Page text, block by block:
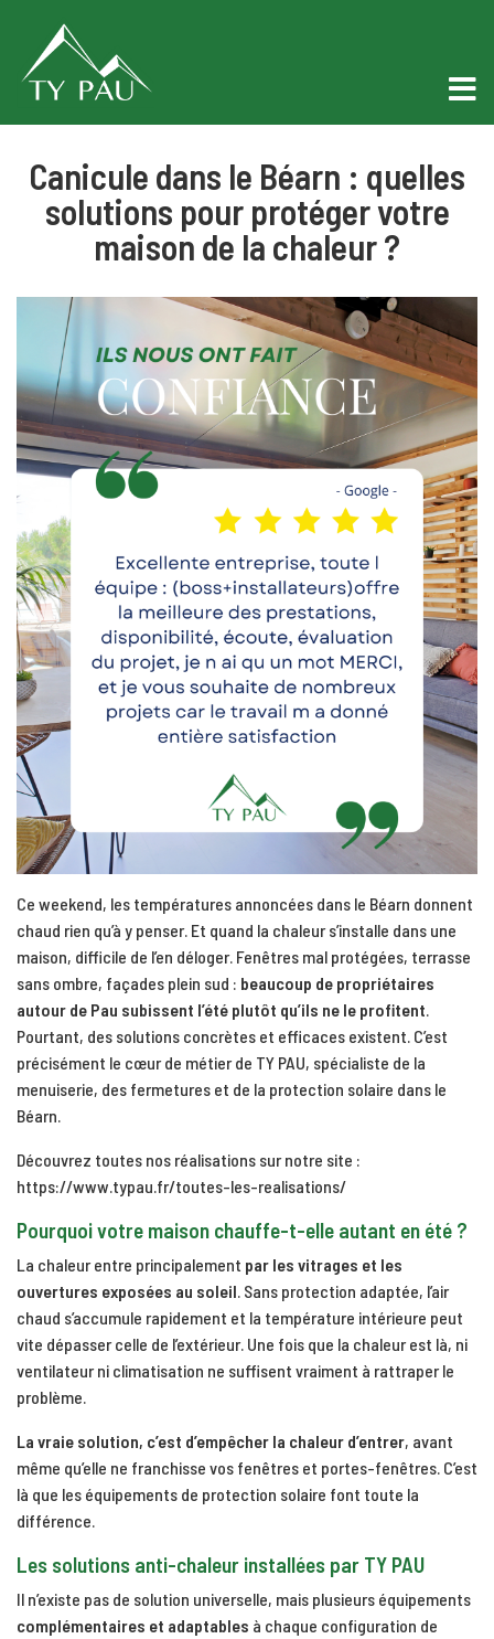
Canicule dans le Béarn : quelles
solutions pour protéger votre
maison de la chaleur ?
Ce weekend, les températures annoncées dans le Béarn donnent
chaud rien qu’à y penser. Et quand la chaleur s’installe dans une
maison, difficile de l’en déloger. Fenêtres mal protégées, terrasse
sans ombre, façades plein sud : beaucoup de propriétaires
autour de Pau subissent l’été plutôt qu’ils ne le profitent.
Pourtant, des solutions concrètes et efficaces existent. C’est
précisément le cœur de métier de TY PAU, spécialiste de la
menuiserie, des fermetures et de la protection solaire dans le
Béarn.
Découvrez toutes nos réalisations sur notre site :
https://www.typau.fr/toutes-les-realisations/
Pourquoi votre maison chauffe-t-elle autant en été ?
La chaleur entre principalement par les vitrages et les
ouvertures exposées au soleil. Sans protection adaptée, l’air
chaud s’accumule rapidement et la température intérieure peut
vite dépasser celle de l’extérieur. Une fois que la chaleur est là, ni
ventilateur ni climatisation ne suffisent vraiment à rattraper le
problème.
La vraie solution, c’est d’empêcher la chaleur d’entrer, avant
même qu’elle ne franchisse vos fenêtres et portes-fenêtres. C’est
là que les équipements de protection solaire font toute la
différence.
Les solutions anti-chaleur installées par TY PAU
Il n’existe pas de solution universelle, mais plusieurs équipements
complémentaires et adaptables à chaque configuration de